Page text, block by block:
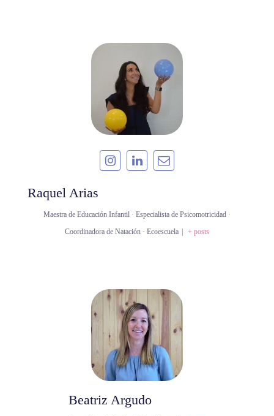
Raquel Arias
Maestra de Educación Infantil · Especialista de Psicomotricidad ·
Coordinadora de Natación · Ecoescuela | + posts
Beatriz Argudo